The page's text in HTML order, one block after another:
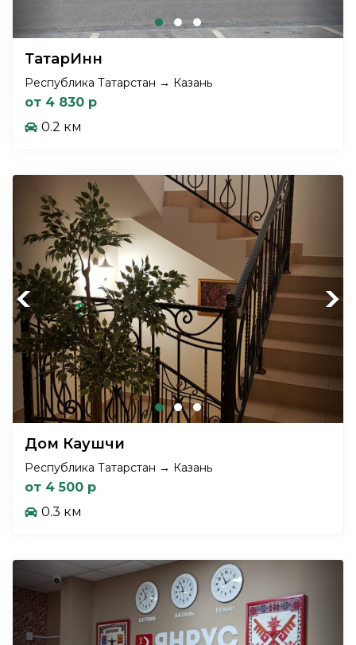
ТатарИнн
Республика Татарстан → Казань
от 4 830 р
0.2 км
Previous Next
Дом Каушчи
Республика Татарстан → Казань
от 4 500 р
0.3 км